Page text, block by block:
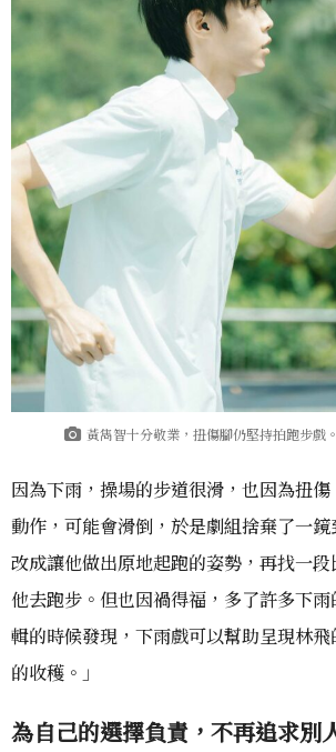
黃雋智十分敬業，扭傷腳仍堅持拍跑步戲
因為下雨，操場的步道很滑，也因為扭
動作，可能會滑倒，於是劇組捨棄了一鏡
改成讓他做出原地起跑的姿勢，再找一
他去跑步。但也因禍得福，多了許多下
輯的時候發現，下雨戲可以幫助呈現林
的收穫。」
為自己的選擇負責，不再追求別